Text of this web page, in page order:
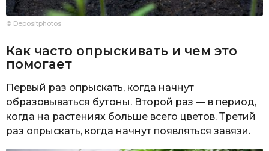
© Depositphotos
Как часто опрыскивать и чем это
помогает
Первый раз опрыскать, когда начнут
образовываться бутоны. Второй раз — в период,
когда на растениях больше всего цветов. Третий
раз опрыскать, когда начнут появляться завязи.